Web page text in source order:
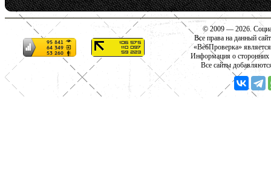
© 2009 — 2026.
Все права на данный
«ВебПроверка»
Информация о сторонних
Все сайты